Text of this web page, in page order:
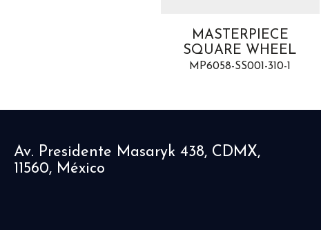
MASTERPIECE
SQUARE WHEEL
MP6058-SS001-310-1
Av. Presidente Masaryk 438, CDMX,
11560, México